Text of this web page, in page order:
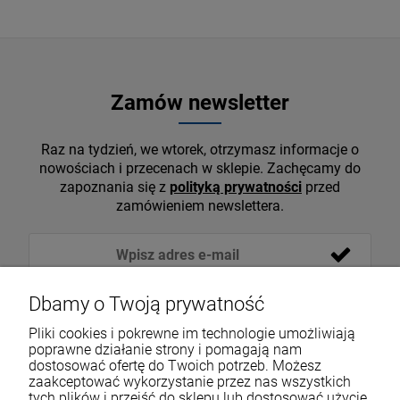
Zamów newsletter
Raz na tydzień, we wtorek, otrzymasz informacje o
nowościach i przecenach w sklepie. Zachęcamy do
zapoznania się z polityką prywatności przed
zamówieniem newslettera.
Dbamy o Twoją prywatność
Pliki cookies i pokrewne im technologie umożliwiają
poprawne działanie strony i pomagają nam
dostosować ofertę do Twoich potrzeb. Możesz
zaakceptować wykorzystanie przez nas wszystkich